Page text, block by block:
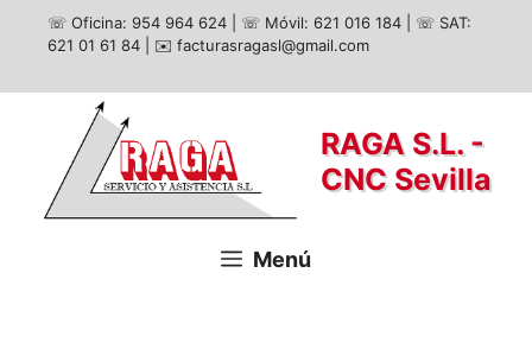
Saltar☏ Oficina: 954 964 624 ☏ Móvil: 621 016 184
☏ SAT:
621 01 61 84
✉️ facturasragasl@gmail.com
RAGA S.L. -
CNC Sevilla
Menú